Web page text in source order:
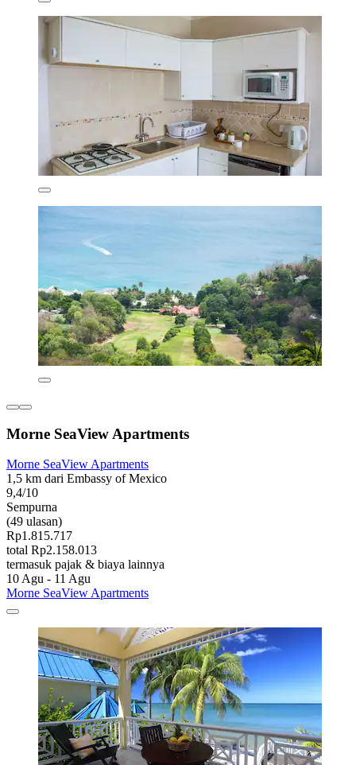
Morne SeaView Apartments
Morne SeaView Apartments
1,5 km dari Embassy of Mexico
9,4/10
Sempurna
(49 ulasan)
Rp1.815.717
total Rp2.158.013
termasuk pajak & biaya lainnya
10 Agu - 11 Agu
Morne SeaView Apartments